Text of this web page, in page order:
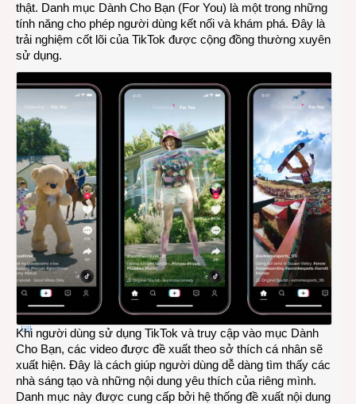
thật. Danh mục Dành Cho Bạn (For You) là một trong những
tính năng cho phép người dùng kết nối và khám phá. Đây là
trải nghiệm cốt lõi của TikTok được cộng đồng thường xuyên
sử dụng.
Khi người dùng sử dụng TikTok và truy cập vào mục Dành
Cho Bạn, các video được đề xuất theo sở thích cá nhân sẽ
xuất hiện. Đây là cách giúp người dùng dễ dàng tìm thấy các
nhà sáng tạo và những nội dung yêu thích của riêng mình.
Danh mục này được cung cấp bởi hệ thống đề xuất nội dung